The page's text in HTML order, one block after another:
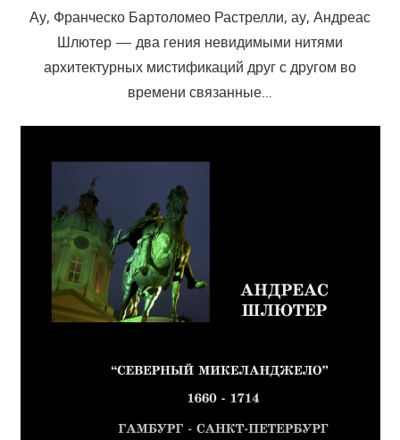
Ау, Франческо Бартоломео Растрелли, ау, Андреас
Шлютер — два гения невидимыми нитями
архитектурных мистификаций друг с другом во
времени связанные…